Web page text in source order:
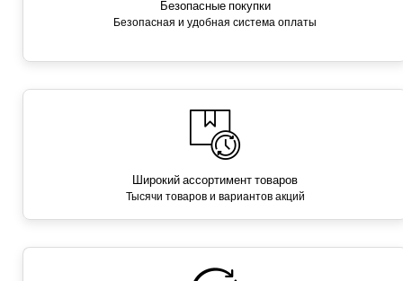
Безопасные покупки
Безопасная и удобная система оплаты
Широкий ассортимент товаров
Тысячи товаров и вариантов акций